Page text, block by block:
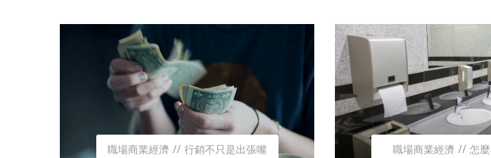
職場商業經濟 行銷不只是出張嘴 職場商業經濟 怎